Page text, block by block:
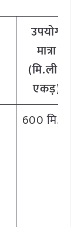
उपयोग
मात्रा
(मि.ली./
एकड़)
600 मि.ली